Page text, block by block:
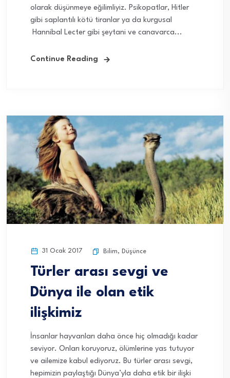
olarak düşünmeye eğilimliyiz. Psikopatlar, Hitler
gibi saplantılı kötü tiranlar ya da kurgusal
Hannibal Lecter gibi şeytani ve canavarca...
Continue Reading
31 Ocak 2017 Bilim, Düşünce
Türler arası sevgi ve
Dünya ile olan etik
ilişkimiz
İnsanlar hayvanları daha önce hiç olmadığı kadar
seviyor. Onları koruyoruz, ölümlerine yas tutuyor
ve ailemize kabul ediyoruz. Bu türler arası sevgi,
hepimizin paylaştığı Dünya’yla daha etik bir ilişki